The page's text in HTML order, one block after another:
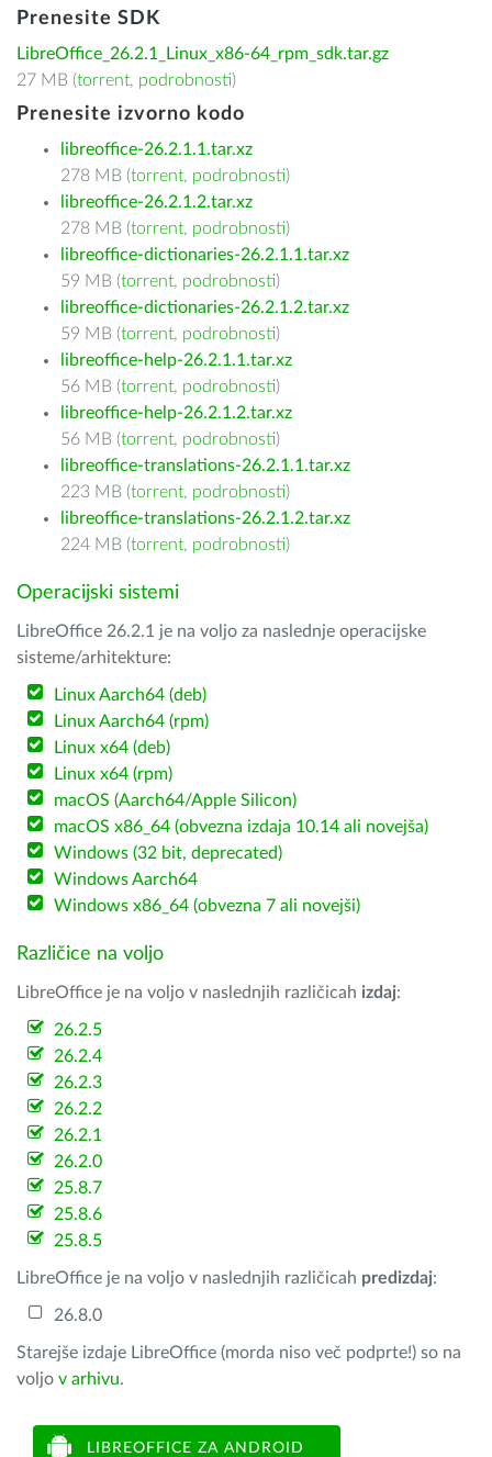
Prenesite SDK
LibreOffice_26.2.1_Linux_x86-64_rpm_sdk.tar.gz
27 MB (torrent, podrobnosti)
Prenesite izvorno kodo
libreoffice-26.2.1.1.tar.xz
278 MB (torrent, podrobnosti)
libreoffice-26.2.1.2.tar.xz
278 MB (torrent, podrobnosti)
libreoffice-dictionaries-26.2.1.1.tar.xz
59 MB (torrent, podrobnosti)
libreoffice-dictionaries-26.2.1.2.tar.xz
59 MB (torrent, podrobnosti)
libreoffice-help-26.2.1.1.tar.xz
56 MB (torrent, podrobnosti)
libreoffice-help-26.2.1.2.tar.xz
56 MB (torrent, podrobnosti)
libreoffice-translations-26.2.1.1.tar.xz
223 MB (torrent, podrobnosti)
libreoffice-translations-26.2.1.2.tar.xz
224 MB (torrent, podrobnosti)
Operacijski sistemi
LibreOffice 26.2.1 je na voljo za naslednje operacijske
sisteme/arhitekture:
Linux Aarch64 (deb)
Linux Aarch64 (rpm)
Linux x64 (deb)
Linux x64 (rpm)
macOS (Aarch64/Apple Silicon)
macOS x86_64 (obvezna izdaja 10.14 ali novejša)
Windows (32 bit, deprecated)
Windows Aarch64
Windows x86_64 (obvezna 7 ali novejši)
Različice na voljo
LibreOffice je na voljo v naslednjih različicah izdaj:
26.2.5
26.2.4
26.2.3
26.2.2
26.2.1
26.2.0
25.8.7
25.8.6
25.8.5
LibreOffice je na voljo v naslednjih različicah predizdaj:
26.8.0
Starejše izdaje LibreOffice (morda niso več podprte!) so na
voljo v arhivu.
LIBREOFFICE ZA ANDROID